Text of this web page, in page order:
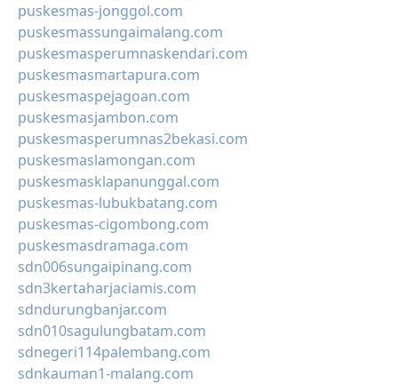
puskesmas-jonggol.com
puskesmassungaimalang.com
puskesmasperumnaskendari.com
puskesmasmartapura.com
puskesmaspejagoan.com
puskesmasjambon.com
puskesmasperumnas2bekasi.com
puskesmaslamongan.com
puskesmasklapanunggal.com
puskesmas-lubukbatang.com
puskesmas-cigombong.com
puskesmasdramaga.com
sdn006sungaipinang.com
sdn3kertaharjaciamis.com
sdndurungbanjar.com
sdn010sagulungbatam.com
sdnegeri114palembang.com
sdnkauman1-malang.com